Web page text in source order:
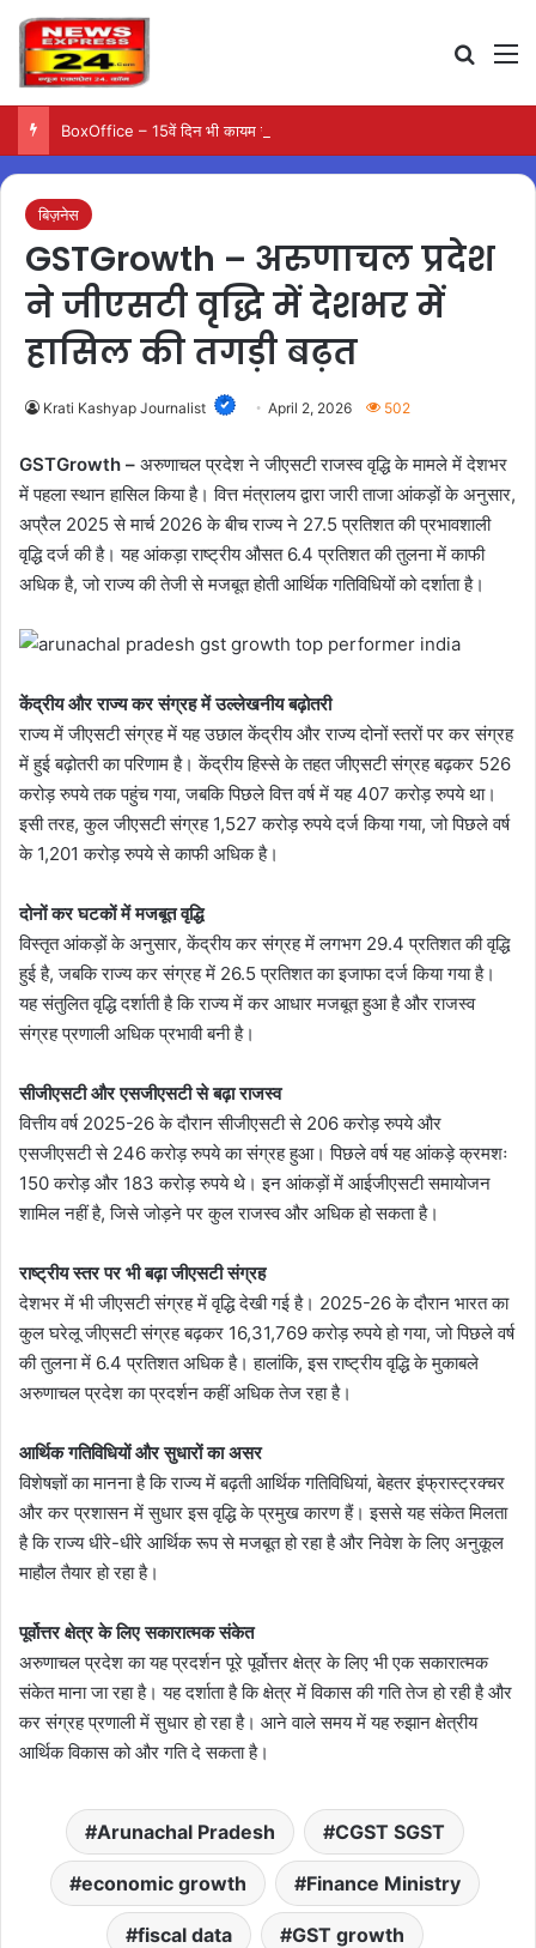
बिज़नेस
GSTGrowth – अरुणाचल प्रदेश
ने जीएसटी वृद्धि में देशभर में
हासिल की तगड़ी बढ़त
Krati Kashyap Journalist April 2, 2026 502
GSTGrowth – अरुणाचल प्रदेश ने जीएसटी राजस्व वृद्धि के मामले में देशभर
में पहला स्थान हासिल किया है। वित्त मंत्रालय द्वारा जारी ताजा आंकड़ों के अनुसार,
अप्रैल 2025 से मार्च 2026 के बीच राज्य ने 27.5 प्रतिशत की प्रभावशाली
वृद्धि दर्ज की है। यह आंकड़ा राष्ट्रीय औसत 6.4 प्रतिशत की तुलना में काफी
अधिक है, जो राज्य की तेजी से मजबूत होती आर्थिक गतिविधियों को दर्शाता है।
केंद्रीय और राज्य कर संग्रह में उल्लेखनीय बढ़ोतरी
राज्य में जीएसटी संग्रह में यह उछाल केंद्रीय और राज्य दोनों स्तरों पर कर संग्रह
में हुई बढ़ोतरी का परिणाम है। केंद्रीय हिस्से के तहत जीएसटी संग्रह बढ़कर 526
करोड़ रुपये तक पहुंच गया, जबकि पिछले वित्त वर्ष में यह 407 करोड़ रुपये था।
इसी तरह, कुल जीएसटी संग्रह 1,527 करोड़ रुपये दर्ज किया गया, जो पिछले वर्ष
के 1,201 करोड़ रुपये से काफी अधिक है।
दोनों कर घटकों में मजबूत वृद्धि
विस्तृत आंकड़ों के अनुसार, केंद्रीय कर संग्रह में लगभग 29.4 प्रतिशत की वृद्धि
हुई है, जबकि राज्य कर संग्रह में 26.5 प्रतिशत का इजाफा दर्ज किया गया है।
यह संतुलित वृद्धि दर्शाती है कि राज्य में कर आधार मजबूत हुआ है और राजस्व
संग्रह प्रणाली अधिक प्रभावी बनी है।
सीजीएसटी और एसजीएसटी से बढ़ा राजस्व
वित्तीय वर्ष 2025-26 के दौरान सीजीएसटी से 206 करोड़ रुपये और
एसजीएसटी से 246 करोड़ रुपये का संग्रह हुआ। पिछले वर्ष यह आंकड़े क्रमशः
150 करोड़ और 183 करोड़ रुपये थे। इन आंकड़ों में आईजीएसटी समायोजन
शामिल नहीं है, जिसे जोड़ने पर कुल राजस्व और अधिक हो सकता है।
राष्ट्रीय स्तर पर भी बढ़ा जीएसटी संग्रह
देशभर में भी जीएसटी संग्रह में वृद्धि देखी गई है। 2025-26 के दौरान भारत का
कुल घरेलू जीएसटी संग्रह बढ़कर 16,31,769 करोड़ रुपये हो गया, जो पिछले वर्ष
की तुलना में 6.4 प्रतिशत अधिक है। हालांकि, इस राष्ट्रीय वृद्धि के मुकाबले
अरुणाचल प्रदेश का प्रदर्शन कहीं अधिक तेज रहा है।
आर्थिक गतिविधियों और सुधारों का असर
विशेषज्ञों का मानना है कि राज्य में बढ़ती आर्थिक गतिविधियां, बेहतर इंफ्रास्ट्रक्चर
और कर प्रशासन में सुधार इस वृद्धि के प्रमुख कारण हैं। इससे यह संकेत मिलता
है कि राज्य धीरे-धीरे आर्थिक रूप से मजबूत हो रहा है और निवेश के लिए अनुकूल
माहौल तैयार हो रहा है।
पूर्वोत्तर क्षेत्र के लिए सकारात्मक संकेत
अरुणाचल प्रदेश का यह प्रदर्शन पूरे पूर्वोत्तर क्षेत्र के लिए भी एक सकारात्मक
संकेत माना जा रहा है। यह दर्शाता है कि क्षेत्र में विकास की गति तेज हो रही है और
कर संग्रह प्रणाली में सुधार हो रहा है। आने वाले समय में यह रुझान क्षेत्रीय
आर्थिक विकास को और गति दे सकता है।
Arunachal Pradesh CGST SGST
economic growth Finance Ministry
fiscal data GST growth